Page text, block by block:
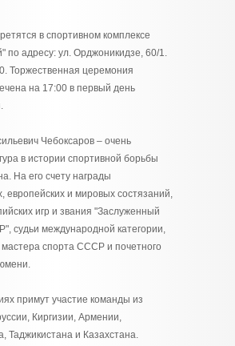
в спортивном комплексе
по адресу: ул. Орджоникидзе, 60/1.
Торжественная церемония
на 17:00 в первый день
Чебоксаров – очень
в истории спортивной борьбы
На его счету награды
европейских и мировых состязаний,
игр и звания "Заслуженный
судьи международной категории,
мастера спорта СССР и почетного
примут участие команды из
Киргизии, Армении,
Таджикистана и Казахстана.